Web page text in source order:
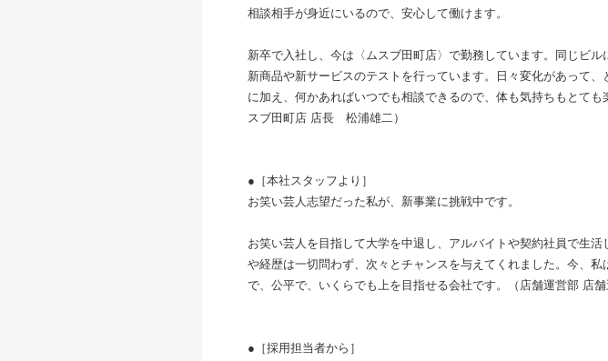
相談相手が身近にいるので、安心して働けます。
新卒で入社し、今は〈ムスブ田町店〉で勤務しています。同じビ
新商品や新サービスのテストを行っています。日々変化があって
に加え、何かあればいつでも相談できるので、体も気持ちもとて
スブ田町店 店長 松浦雄二）
●［本社スタッフより］
お笑い芸人志望だった私が、新事業に挑戦中です。
お笑い芸人を目指して大学を中退し、アルバイトや契約社員で生
や経歴は一切問わず、次々とチャンスを与えてくれました。今、
で、公平で、いくらでも上を目指せる会社です。（店舗運営部 店
●［採用担当者から］